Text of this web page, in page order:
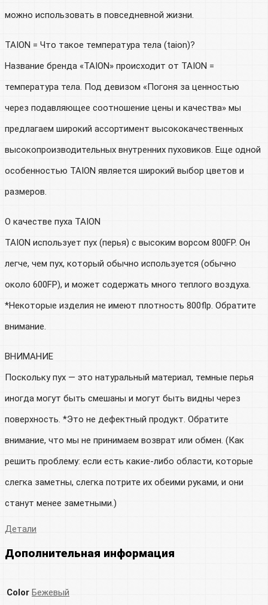
можно использовать в повседневной жизни.
TAION = Что такое температура тела (taion)?
Название бренда «TAION» происходит от TAION =
температура тела. Под девизом «Погоня за ценностью
через подавляющее соотношение цены и качества» мы
предлагаем широкий ассортимент высококачественных
высокопроизводительных внутренних пуховиков. Еще одной
особенностью TAION является широкий выбор цветов и
размеров.
О качестве пуха TAION
TAION использует пух (перья) с высоким ворсом 800FP. Он
легче, чем пух, который обычно используется (обычно
около 600FP), и может содержать много теплого воздуха.
*Некоторые изделия не имеют плотность 800flp. Обратите
внимание.
ВНИМАНИЕ
Поскольку пух — это натуральный материал, темные перья
иногда могут быть смешаны и могут быть видны через
поверхность. *Это не дефектный продукт. Обратите
внимание, что мы не принимаем возврат или обмен. (Как
решить проблему: если есть какие-либо области, которые
слегка заметны, слегка потрите их обеими руками, и они
станут менее заметными.)
Детали
Дополнительная информация
Color Бежевый